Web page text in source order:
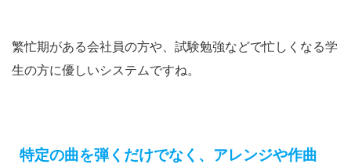
繁忙期がある会社員の方や、試験勉強などで忙しくなる学
生の方に優しいシステムですね。
特定の曲を弾くだけでなく、アレンジや作曲